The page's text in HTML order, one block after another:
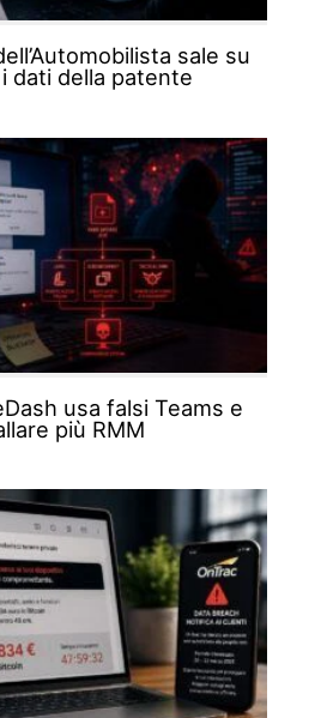
sale su
dati della patente
usa falsi Teams e
più RMM